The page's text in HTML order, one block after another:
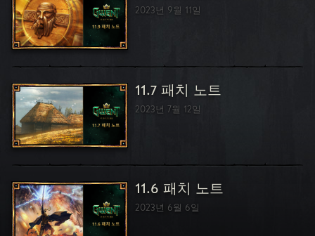
2023년 9월 11일
11.7 패치 노트
2023년 7월 12일
11.6 패치 노트
2023년 6월 6일